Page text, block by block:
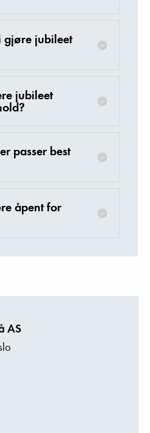
gjøre jubileet
jubileet
passer best
åpent for
AS